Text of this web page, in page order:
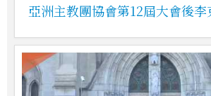
亞洲主教團協會第12屆大會後